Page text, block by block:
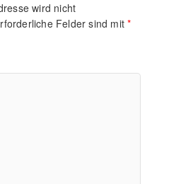
wird nicht
Felder sind mit*